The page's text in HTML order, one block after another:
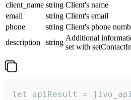
client_name string Client's name
email
string Client's email
phone
string Client's phone
description
string
Additional
set with
let apiResult =